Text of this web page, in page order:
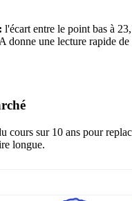
l'écart entre le point bas à
donne une lecture rapide
cours sur 10 ans pour
longue.